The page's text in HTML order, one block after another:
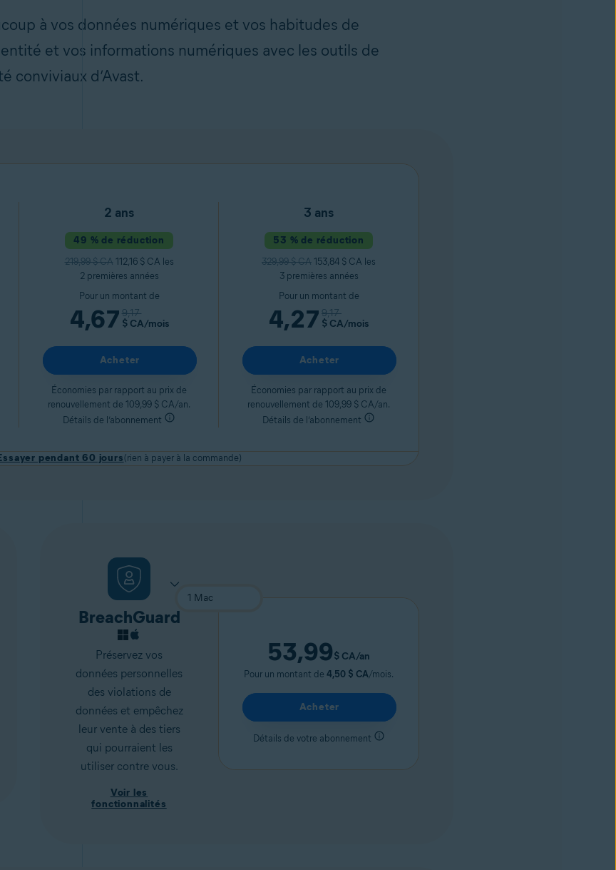
à vos données numériques et vos habitudes de
et vos informations numériques avec les outils de
conviviaux d’Avast.
2 ans
49 % de réduction
219,99 $ CA 112,16 $ CA les
2 premières années
Pour un montant de
4,67 9,17
$ CA/mois
Acheter
Économies par rapport au prix de
renouvellement de 109,99 $ CA/an.
Détails de l’abonnement
3 ans
53 % de réduction
329,99 $ CA 153,84 $ CA les
3 premières années
Pour un montant de
4,27 9,17
$ CA/mois
Acheter
Économies par rapport au prix de
renouvellement de 109,99 $ CA/an.
Détails de l’abonnement
pendant 60 jours (rien à payer à la commande)
BreachGuard
Préservez vos
données personnelles
des violations de
données et empêchez
leur vente à des tiers
qui pourraient les
utiliser contre vous.
Voir les
fonctionnalités
53,99$ CA/an
Pour un montant de 4,50 $ CA/mois.
Acheter
Détails de votre abonnement